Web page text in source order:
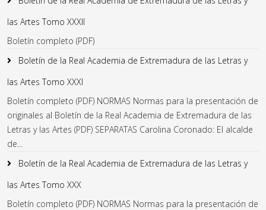
las Artes Tomo XXXII
Boletín completo (PDF)
Boletín de la Real Academia de Extremadura de las Letras y
las Artes Tomo XXXI
Boletín completo (PDF) NORMAS Normas para la presentación de
originales al Boletín de la Real Academia de Extremadura de las
Letras y las Artes (PDF) SEPARATAS Carolina Coronado: El alcalde
de...
Boletín de la Real Academia de Extremadura de las Letras y
las Artes Tomo XXX
Boletín completo (PDF) NORMAS Normas para la presentación de